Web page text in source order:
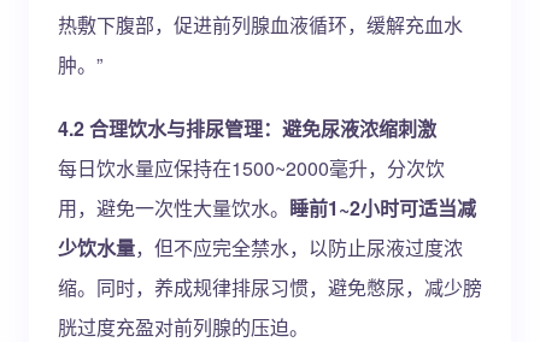
热敷下腹部，促进前列腺血液循环，缓解充血水
肿。”
4.2 合理饮水与排尿管理：避免尿液浓缩刺激
每日饮水量应保持在1500~2000毫升，分次饮
用，避免一次性大量饮水。 睡前1~2小时可适当减
少饮水量，但不应完全禁水，以防止尿液过度浓
缩。同时，养成规律排尿习惯，避免憋尿，减少膀
胱过度充盈对前列腺的压迫。